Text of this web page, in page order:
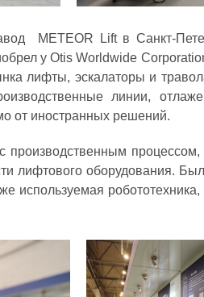
METEOR Lift в Санкт-
у Otis Worldwide
лифты, эскалаторы и
линии,
от иностранных решений.
производственным
лифтового оборудования.
используемая